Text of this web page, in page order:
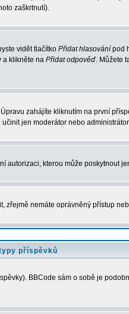
zaškrtnutí).
vidět tlačítko Přidat hlasování pod
a klikněte na Přidat odpověď. Můžete
zahájíte kliknutím na první
jen moderátor nebo
kterou může poskytnout
zřejmě nemáte oprávněný přístup
příspěvků
BBCode sám o sobě je